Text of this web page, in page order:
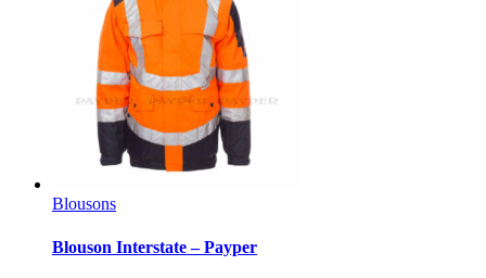
Blousons
Blouson Interstate – Payper